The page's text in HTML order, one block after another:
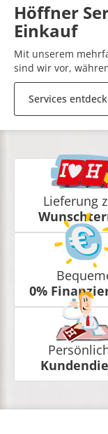
Höffner
Einkauf
Mit unserem
sind wir vor,
Services
Lieferung
0%